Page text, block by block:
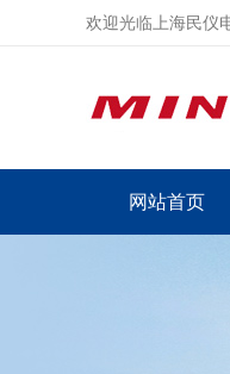
欢迎光临上海民仪
网站首页